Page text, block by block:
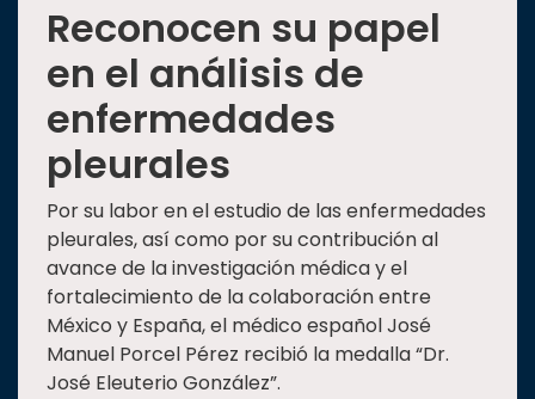
Reconocen su papel
en el análisis de
enfermedades
pleurales
Por su labor en el estudio de las enfermedades
pleurales, así como por su contribución al
avance de la investigación médica y el
fortalecimiento de la colaboración entre
México y España, el médico español José
Manuel Porcel Pérez recibió la medalla “Dr.
José Eleuterio González”.